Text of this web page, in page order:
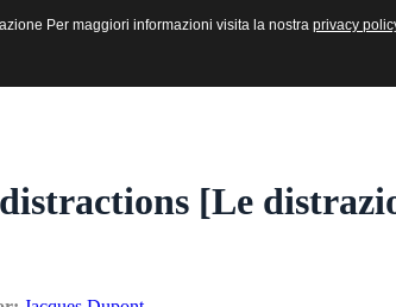
e Multimediali
[Le
Per maggiori informazioni visita la nostra privacy
Per maggiori informazioni visita la nostra privacy